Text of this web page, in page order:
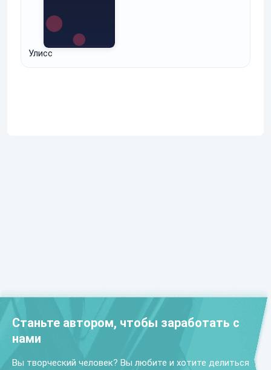
Улисс
Станьте автором, чтобы заработать с
нами
Вы творческий человек? Вы любите и хотите делиться